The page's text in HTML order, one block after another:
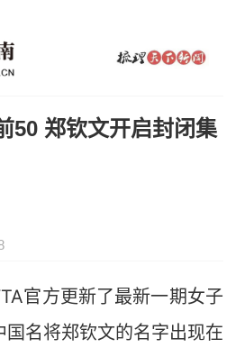
50 郑钦文开启封闭集
官方更新了最新一期女子
国名将郑钦文的名字出现在